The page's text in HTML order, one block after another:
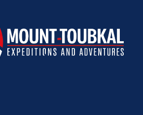
pendant la journée – ils
bien sûr le déjeuner habituel
de leurs fonctions.
de boire beaucoup d'eau
à Marrakech avant de partir